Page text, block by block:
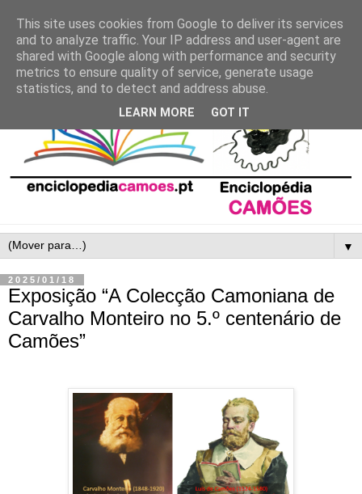
▼
2025/01/18
Exposição “A Colecção Camoniana de
Carvalho Monteiro no 5.º centenário de
Camões”
This site uses cookies from Google to deliver its services
and to analyze traffic. Your IP address and user-agent are
shared with Google along with performance and security
metrics to ensure quality of service, generate usage
statistics, and to detect and address abuse.
LEARN MORE GOT IT